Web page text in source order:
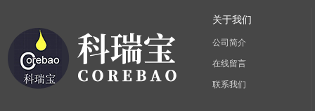
关于我们
公司简介
在线留言
联系我们